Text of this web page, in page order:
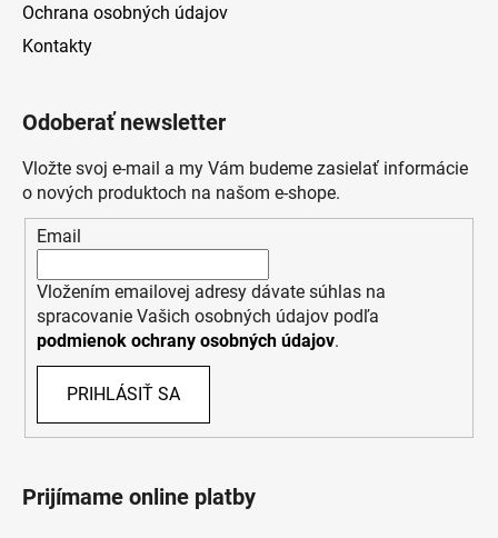
Ochrana osobných údajov
Kontakty
Odoberať newsletter
Vložte svoj e-mail a my Vám budeme zasielať informácie
o nových produktoch na našom e-shope.
Email
Vložením emailovej adresy dávate súhlas na
spracovanie Vašich osobných údajov podľa
podmienok ochrany osobných údajov.
PRIHLÁSIŤ SA
Prijímame online platby